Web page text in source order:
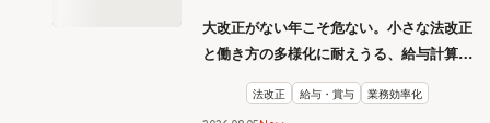
大改正がない年こそ危ない。小さな法改正
と働き方の多様化に耐えうる、給与計算と
リスク管理
法改正 給与・賞与 業務効率化